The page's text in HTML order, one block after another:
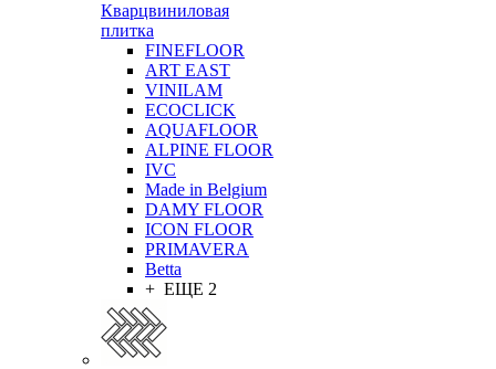
Кварцвиниловая
плитка
FINEFLOOR
ART EAST
VINILAM
ECOCLICK
AQUAFLOOR
ALPINE FLOOR
IVC
Made in Belgium
DAMY FLOOR
ICON FLOOR
PRIMAVERA
Betta
+ ЕЩЕ 2